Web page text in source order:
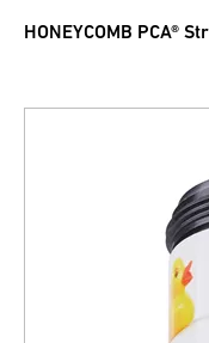
HONEYCOMB PCA®